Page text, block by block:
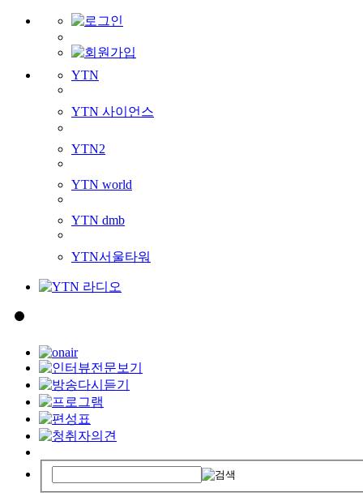
YTN
YTN 사이언스
YTN2
YTN world
YTN dmb
YTN서울타워